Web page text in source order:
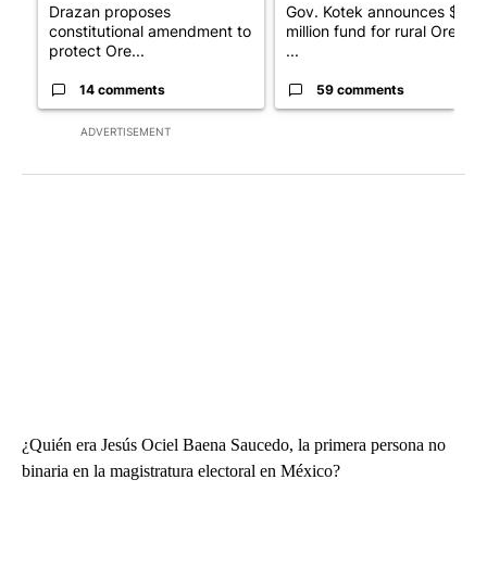
ADVERTISEMENT
Drazan proposes
constitutional amendment to
protect Ore...
14 comments
Gov. Kotek announces $10
million fund for rural Oregon
...
59 comments
¿Quién era Jesús Ociel Baena Saucedo, la primera persona no
binaria en la magistratura electoral en México?